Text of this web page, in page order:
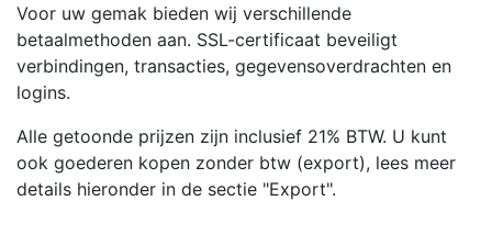
Voor uw gemak bieden wij verschillende
betaalmethoden aan. SSL-certificaat beveiligt
verbindingen, transacties, gegevensoverdrachten en
logins.
Alle getoonde prijzen zijn inclusief 21% BTW. U kunt
ook goederen kopen zonder btw (export), lees meer
details hieronder in de sectie "Export".